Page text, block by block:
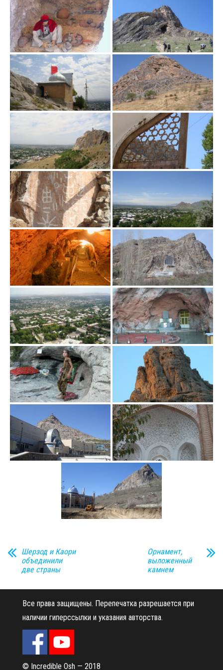
Шерзод и Каори
объединили
две страны
Орнамент,
выложенный
камнем
Все права защищены. Перепечатка разрешается при
наличии гиперссылки и указания авторства.
© Incredible Osh — 2018